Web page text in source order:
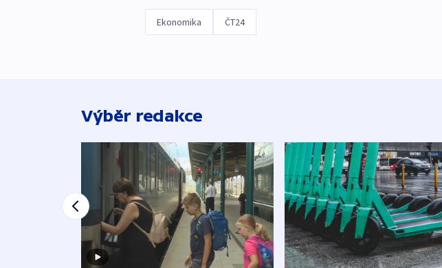
Ekonomika ČT24
Výběr redakce